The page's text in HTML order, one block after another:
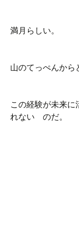
満月らしい。
山のてっぺんから
この経験が未来
れない のだ。